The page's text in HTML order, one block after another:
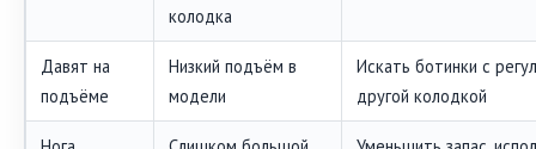
колодка
Давят на
подъёме
Низкий подъём в
модели
Искать ботинки с
другой колодкой